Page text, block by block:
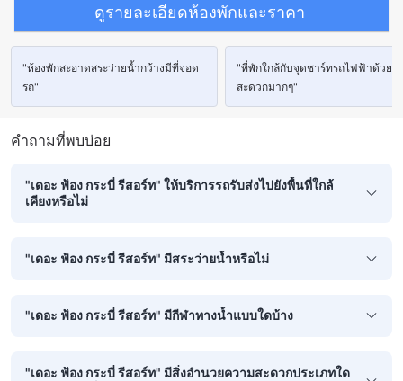
ดูรายละเอียดห้องพักและราคา
"ห้องพักสะอาดสระว่ายน้ำกว้างมีที่จอด
รถ"
"ที่พักใกล้กับจุดชาร์ทรถไฟฟ้าด้วย
สะดวกมากๆ"
คำถามที่พบบ่อย
"เดอะ ฟ้อง กระบี่ รีสอร์ท" ให้บริการรถรับส่งไปยังพื้นที่ใกล้
เคียงหรือไม่
"เดอะ ฟ้อง กระบี่ รีสอร์ท" มีสระว่ายน้ำหรือไม่
"เดอะ ฟ้อง กระบี่ รีสอร์ท" มีกีฬาทางน้ำแบบใดบ้าง
"เดอะ ฟ้อง กระบี่ รีสอร์ท" มีสิ่งอำนวยความสะดวกประเภทใด